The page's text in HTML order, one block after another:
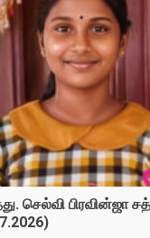
செல்வி பிரவின்ஜா